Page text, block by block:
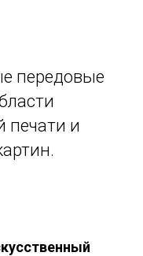
передовые
печати и